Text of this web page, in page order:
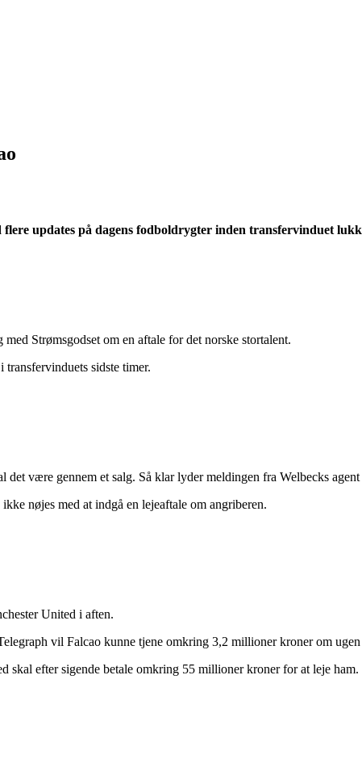
updates på dagens fodboldrygter inden transfervinduet
Strømsgodset om en aftale for det norske stortalent.
sidste timer.
være gennem et salg. Så klar lyder meldingen fra Welbecks
ikke nøjes med at indgå en lejeaftale om angriberen.
United i aften.
vil Falcao kunne tjene omkring 3,2 millioner kroner om
skal efter sigende betale omkring 55 millioner kroner for at leje ham.